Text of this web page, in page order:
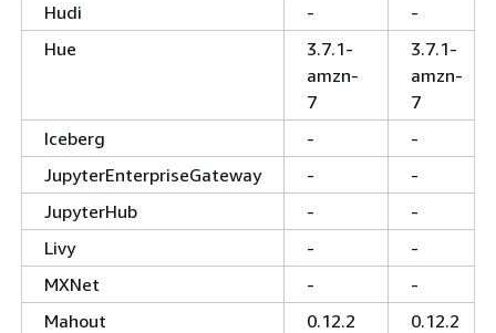
Hudi
-
-
Hue
3.7.1-
amzn-
7
3.7.1-
amzn-
7
Iceberg
-
-
JupyterEnterpriseGateway
-
-
JupyterHub
-
-
Livy
-
-
MXNet
-
-
Mahout
0.12.2
0.12.2